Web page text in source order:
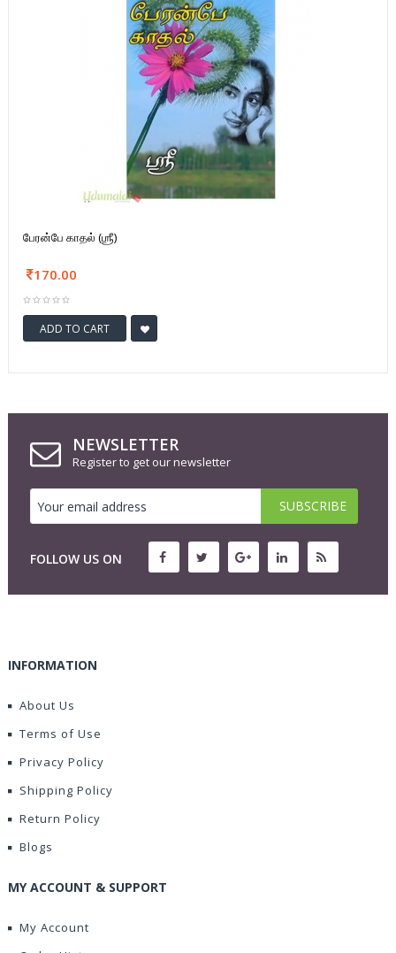
பேரன்பே காதல் (ஶ்ரீ)
170.00
ADD TO CART
NEWSLETTER
Register to get our newsletter
FOLLOW US ON
INFORMATION
About Us
Terms of Use
Privacy Policy
Shipping Policy
Return Policy
Blogs
MY ACCOUNT & SUPPORT
My Account